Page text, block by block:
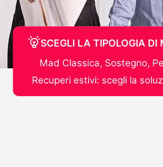
SCEGLI LA TIPOLOGIA DI
Mad Classica, Sostegno,
Recuperi estivi: scegli la